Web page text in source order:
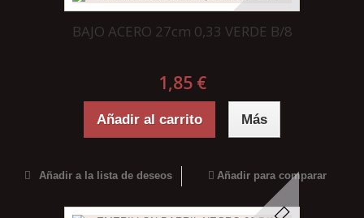
BAJO ACERO 27cm 0,33 VERDE B/8
1,85 €
Añadir al carrito Más
Añadir a la lista de deseos Añadir para comparar